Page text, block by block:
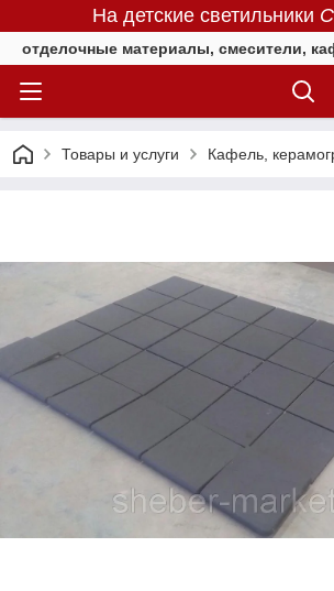
На детские светильники
отделочные материалы, смесители,
Товары и услуги Кафель,